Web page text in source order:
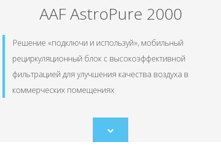
AAF AstroPure 2000
Решение «подключи и используй», мобильный
рециркуляционный блок с высокоэффективной
фильтрацией для улучшения качества воздуха в
коммерческих помещениях
Scroll
to